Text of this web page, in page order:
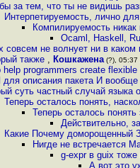
за тем, что ты не видишь
Интерпетируемость, лично
Компилируемость
Ocaml, Haskell,
совсем не волнует ни в
также , Кошкажена (?), 05:37
programmers create
для описания пакета И
суть частный случай языка
Теперь осталось понять,
Теперь осталось
Действительно,
Какие Почему доморощенный
Нигде не встречается
g-expr в guix тоже
А вот это